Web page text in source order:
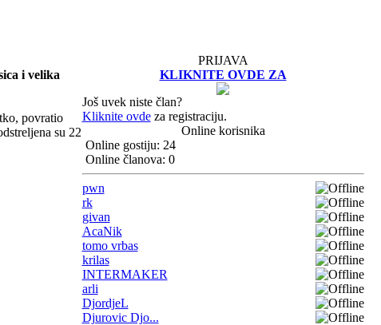
i velika
povratio
su 22
PRIJAVA
KLIKNITE OVDE ZA
Još uvek niste član?
Kliknite ovdeza registraciju.
Online korisnika
Online gostiju: 24
Online članova: 0
pwn
rk
givan
AcaNik
tomo vrbas
krilas
INTERMAKER
arli
DjordjeL
Djurovic Djo...